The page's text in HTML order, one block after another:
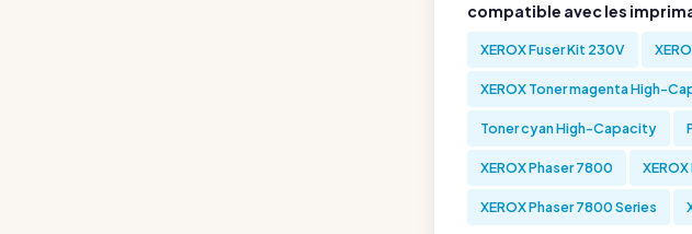
compatible avec les
XEROX Fuser Kit 230V
XEROX Toner magenta High-
Toner cyan High-Capacity
XEROX Phaser 7800
XEROX Phaser 7800 Series